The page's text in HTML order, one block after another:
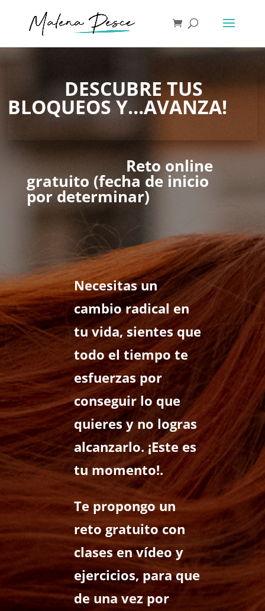
DESCUBRE TUS
BLOQUEOS Y…AVANZA!
Reto online
gratuito (fecha de inicio
por determinar)
Necesitas un
cambio radical en
tu vida, sientes que
todo el tiempo te
esfuerzas por
conseguir lo que
quieres y no logras
alcanzarlo. ¡Este es
tu momento!.
Te propongo un
reto gratuito con
clases en vídeo y
ejercicios, para que
de una vez por